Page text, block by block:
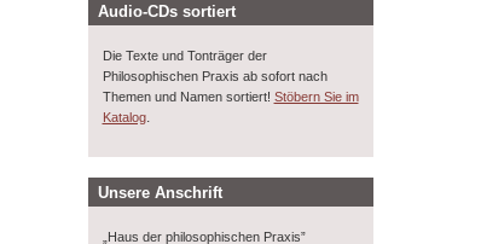
Audio-CDs sortiert
Die Texte und Tonträger der
Philosophischen Praxis ab sofort nach
Themen und Namen sortiert! Stöbern Sie im
Katalog.
Unsere Anschrift
„Haus der philosophischen Praxis”